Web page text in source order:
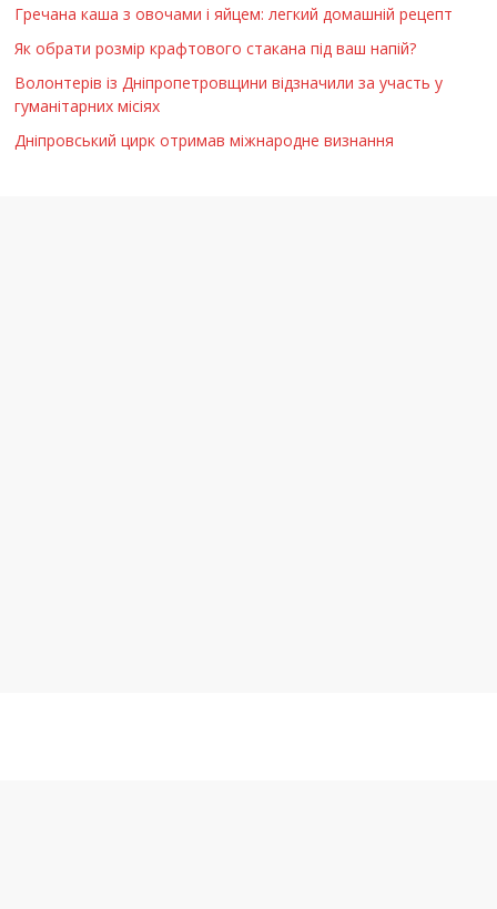
Гречана каша з овочами і яйцем: легкий домашній рецепт
Як обрати розмір крафтового стакана під ваш напій?
Волонтерів із Дніпропетровщини відзначили за участь у
гуманітарних місіях
Дніпровський цирк отримав міжнародне визнання